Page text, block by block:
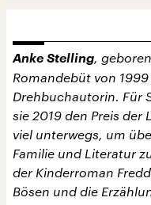
Anke Stelling,
Romandebüt von
Drehbuchautorin. Für
sie 2019 den Preis der
viel unterwegs, um
Familie und Literatur
der Kinderroman
Bösen und die